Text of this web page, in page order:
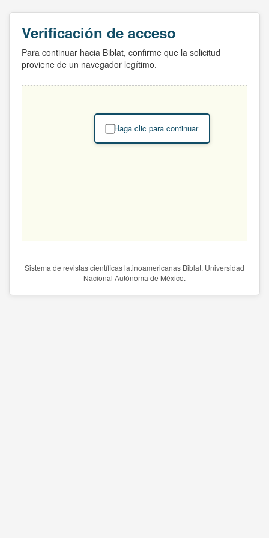
Verificación de acceso
Para continuar hacia Biblat, confirme que la solicitud
proviene de un navegador legítimo.
Haga clic para continuar
Sistema de revistas científicas latinoamericanas Biblat. Universidad
Nacional Autónoma de México.